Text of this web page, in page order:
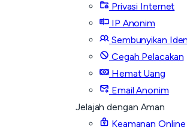
Privasi Internet
IP Anonim
Sembunyikan
Cegah Pelacakan
Hemat Uang
Email Anonim
Jelajah dengan Aman
Keamanan Online